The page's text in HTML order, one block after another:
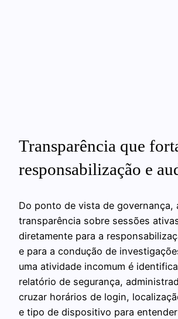
Transparência que
responsabilização e
Do ponto de vista de governança,
transparência sobre sessões
diretamente para a
e para a condução de
uma atividade incomum é
relatório de segurança,
cruzar horários de login,
e tipo de dispositivo para